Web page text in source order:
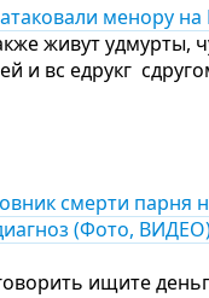
менору
живут
и вс едрукг
смерти парня
(Фото,
ищите